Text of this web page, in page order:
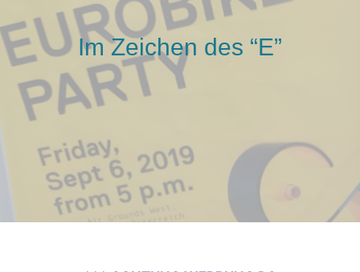
Im Zeichen des “E”